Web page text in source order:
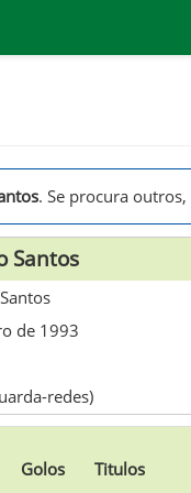
. Se procura outros,
Santos
de 1993
redes)
Golos Titulos